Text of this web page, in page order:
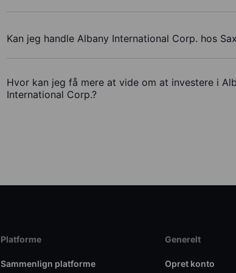
Kan jeg handle Albany International Corp. hos
Hvor kan jeg få mere at vide om at investere i
International Corp.?
Platforme
Sammenlign platforme
Generelt
Opret konto